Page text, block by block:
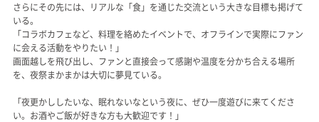
さらにその先には、リアルな「食」を通じた交流という大きな目標も掲げて
いる。
「コラボカフェなど、料理を絡めたイベントで、オフラインで実際にファン
に会える活動をやりたい！」
画面越しを飛び出し、ファンと直接会って感謝や温度を分かち合える場所
を、夜祭まかまかは大切に夢見ている。
「夜更かししたいな、眠れないなという夜に、ぜひ一度遊びに来てくださ
い。お酒やご飯が好きな方も大歓迎です！」